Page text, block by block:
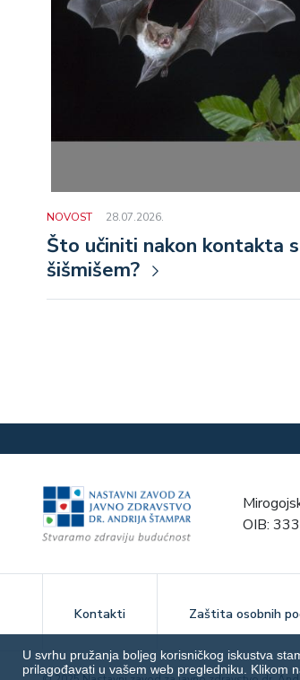
NOVOST 28.07.2026.
Što učiniti nakon kontakta
šišmišem?
OIB:
Kontakti Zaštita osobnih
U svrhu pružanja boljeg korisničkog iskustva
prilagođavati u vašem web pregledniku. Klikom